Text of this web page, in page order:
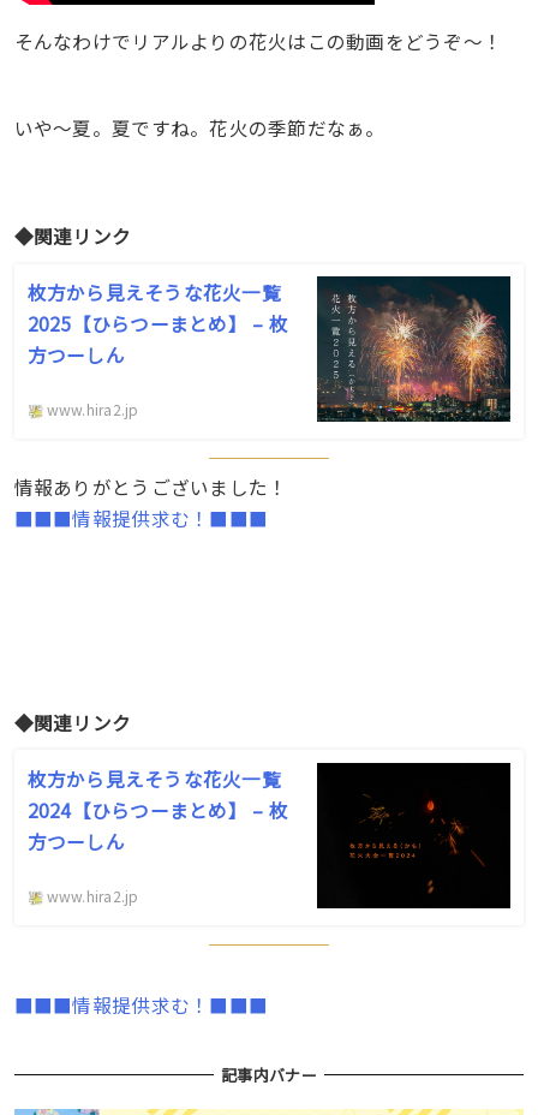
そんなわけでリアルよりの花火はこの動画をどうぞ〜！
いや〜夏。夏ですね。花火の季節だなぁ。
◆関連リンク
枚方から見えそうな花火一覧
2025【ひらつーまとめ】 – 枚
方つーしん
www.hira2.jp
情報ありがとうございました！
■■■情報提供求む！■■■
◆関連リンク
枚方から見えそうな花火一覧
2024【ひらつーまとめ】 – 枚
方つーしん
www.hira2.jp
■■■情報提供求む！■■■
記事内バナー